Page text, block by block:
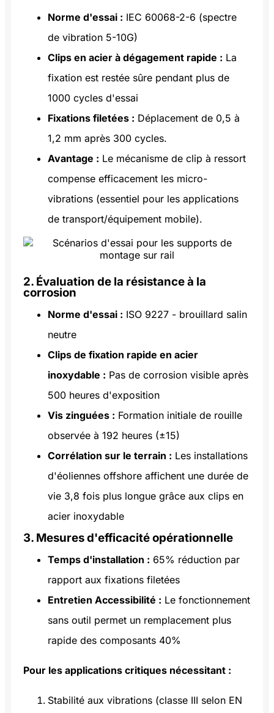
Norme d'essai : IEC 60068-2-6 (spectre
de vibration 5-10G)
Clips en acier à dégagement rapide : La
fixation est restée sûre pendant plus de
1000 cycles d'essai
Fixations filetées : Déplacement de 0,5 à
1,2 mm après 300 cycles.
Avantage : Le mécanisme de clip à ressort
compense efficacement les micro-
vibrations (essentiel pour les applications
de transport/équipement mobile).
2. Évaluation de la résistance à la
corrosion
Norme d'essai : ISO 9227 - brouillard salin
neutre
Clips de fixation rapide en acier
inoxydable : Pas de corrosion visible après
500 heures d'exposition
Vis zinguées : Formation initiale de rouille
observée à 192 heures (±15)
Corrélation sur le terrain : Les installations
d'éoliennes offshore affichent une durée de
vie 3,8 fois plus longue grâce aux clips en
acier inoxydable
3. Mesures d'efficacité opérationnelle
Temps d'installation : 65% réduction par
rapport aux fixations filetées
Entretien Accessibilité : Le fonctionnement
sans outil permet un remplacement plus
rapide des composants 40%
Pour les applications critiques nécessitant :
Stabilité aux vibrations (classe III selon EN